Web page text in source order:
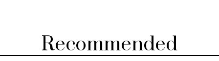
Recommended